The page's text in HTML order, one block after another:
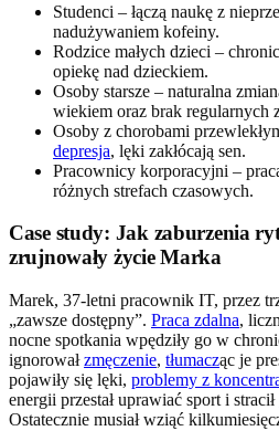
Studenci – łączą naukę z
nadużywaniem kofeiny.
Rodzice małych dzieci –
opiekę nad dzieckiem.
Osoby starsze – naturalna
wiekiem oraz brak regularnych
Osoby z chorobami
depresja, lęki zakłócają sen.
Pracownicy korporacyjni –
różnych strefach czasowych.
Case study: Jak zaburzenia
zrujnowały życie Marka
Marek, 37-letni pracownik IT, przez
„zawsze dostępny”. Praca zdalna,
nocne spotkania wpędziły go w
ignorowałzmęczenie, tłumacząc je
pojawiły się lęki, problemy z
energii przestał uprawiać sport i stracił
Ostatecznie musiał wziąć